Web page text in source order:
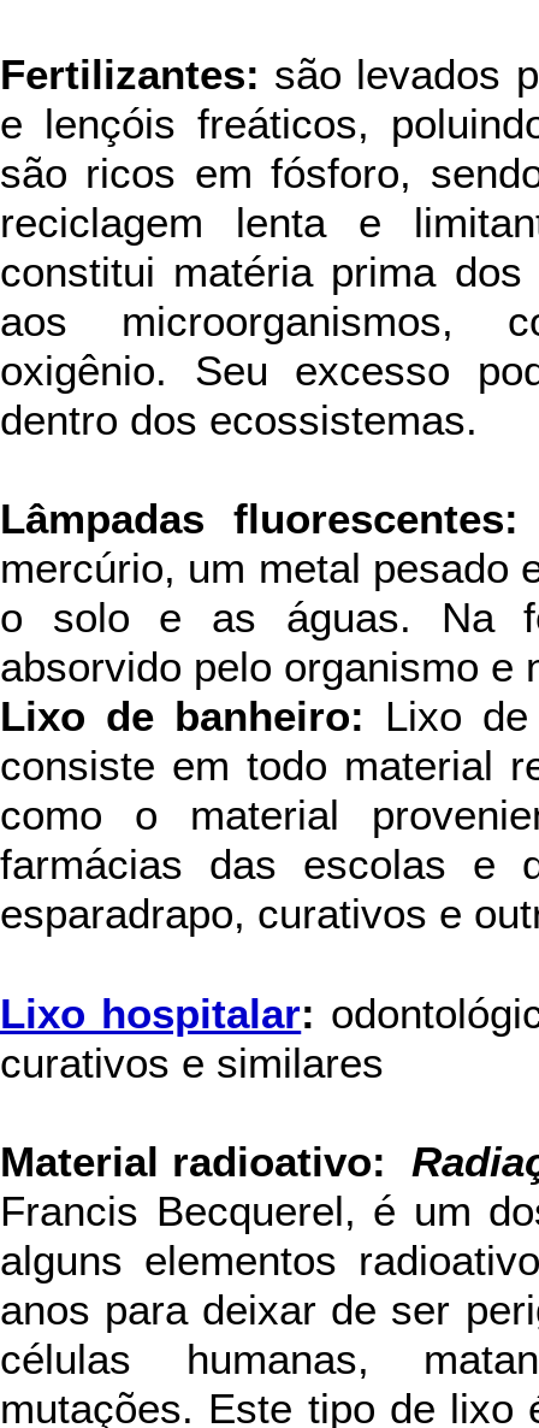
Fertilizantes: são levados
e lençóis freáticos,
são ricos em fósforo,
reciclagem lenta e
constitui matéria prima
aos microorganismos,
oxigênio. Seu excesso
dentro dos ecossistemas.
Lâmpadas fluorescentes:
mercúrio, um metal pesado
o solo e as águas. Na
absorvido pelo organismo e
Lixo de banheiro: Lixo
consiste em todo material
como o material
farmácias das escolas e
esparadrapo, curativos e
Lixo hospitalar:
curativos e similares
Material radioativo:
Francis Becquerel, é um
alguns elementos
anos para deixar de ser
células humanas,
mutações. Este tipo de lixo